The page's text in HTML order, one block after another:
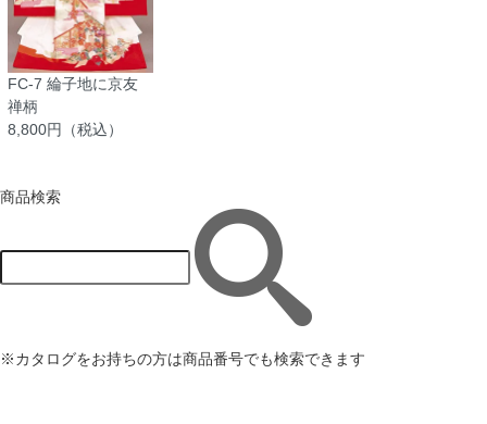
FC-7 綸子地に京友
禅柄
8,800円（税込）
商品検索
※カタログをお持ちの方は商品番号でも検索できます